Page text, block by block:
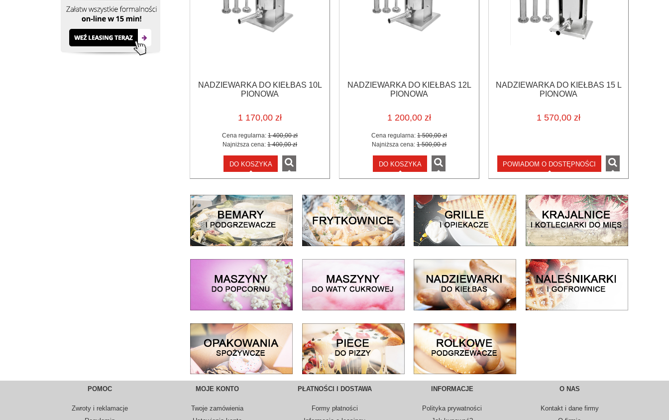
NADZIEWARKA DO KIEŁBAS 10L
PIONOWA
1 170,00 zł
Cena regularna: 1 400,00 zł
Najniższa cena: 1 400,00 zł
DO KOSZYKA
NADZIEWARKA DO KIEŁBAS 12L
PIONOWA
1 200,00 zł
Cena regularna: 1 500,00 zł
Najniższa cena: 1 500,00 zł
DO KOSZYKA
NADZIEWARKA DO KIEŁBAS 15 L
PIONOWA
1 570,00 zł
POWIADOM O DOSTĘPNOŚCI
POMOC
Zwroty i reklamacje
MOJE KONTO
Twoje zamówienia
PŁATNOŚCI I DOSTAWA
Formy płatności
INFORMACJE
Polityka prywatności
O NAS
Kontakt i dane firmy